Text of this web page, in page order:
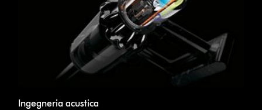
Ingegneria acustica